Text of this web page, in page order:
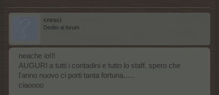
cresci
Dedito al forum
neache io!!!
AUGURI a tutti i contadini e tutto lo staff. spero che
l'anno nuovo ci porti tanta fortuna......
ciaoooo